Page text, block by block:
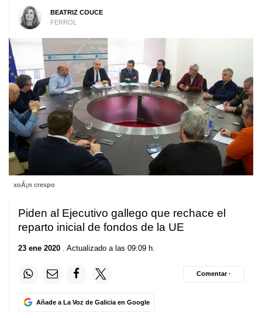
BEATRIZ COUCE
FERROL
xoÃ¡n crespo
Piden al Ejecutivo gallego que rechace el
reparto inicial de fondos de la UE
23 ene 2020 . Actualizado a las 09:09 h.
Añade a La Voz de Galicia en Google
Comentar ·